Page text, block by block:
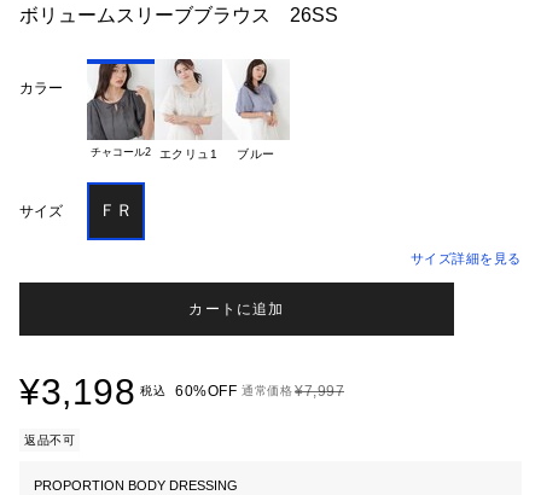
ボリュームスリーブブラウス 26SS
カラー
チャコール2 エクリュ1 ブルー
サイズ ＦＲ
サイズ詳細を見る
カートに追加
¥3,198 税込 60%OFF 通常価格¥7,997
返品不可
PROPORTION BODY DRESSING